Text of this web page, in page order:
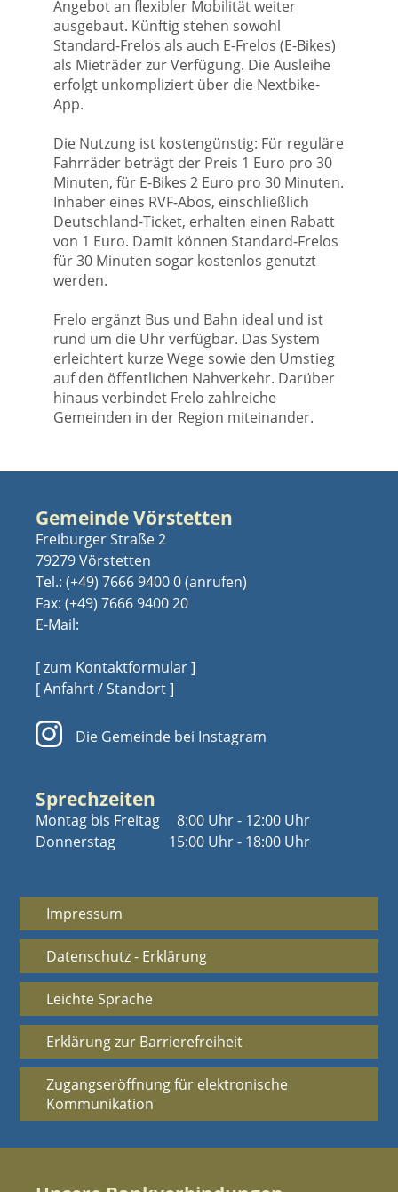
Angebot an flexibler Mobilität weiter
ausgebaut. Künftig stehen sowohl
Standard-Frelos als auch E-Frelos (E-Bikes)
als Mieträder zur Verfügung. Die Ausleihe
erfolgt unkompliziert über die Nextbike-
App.
Die Nutzung ist kostengünstig: Für reguläre
Fahrräder beträgt der Preis 1 Euro pro 30
Minuten, für E-Bikes 2 Euro pro 30 Minuten.
Inhaber eines RVF-Abos, einschließlich
Deutschland-Ticket, erhalten einen Rabatt
von 1 Euro. Damit können Standard-Frelos
für 30 Minuten sogar kostenlos genutzt
werden.
Frelo ergänzt Bus und Bahn ideal und ist
rund um die Uhr verfügbar. Das System
erleichtert kurze Wege sowie den Umstieg
auf den öffentlichen Nahverkehr. Darüber
hinaus verbindet Frelo zahlreiche
Gemeinden in der Region miteinander.
Gemeinde Vörstetten
Freiburger Straße 2
79279 Vörstetten
Tel.: (+49) 7666 9400 0
Fax: (+49) 7666 9400 20
E-Mail:
[ zum Kontaktformular ]
[ Anfahrt / Standort ]
Die Gemeinde bei Instagram
Sprechzeiten
Montag bis Freitag
Donnerstag
8:00 Uhr - 12:00 Uhr
15:00 Uhr - 18:00 Uhr
Impressum
Datenschutz - Erklärung
Leichte Sprache
Erklärung zur Barrierefreiheit
Zugangseröffnung für elektronische
Kommunikation